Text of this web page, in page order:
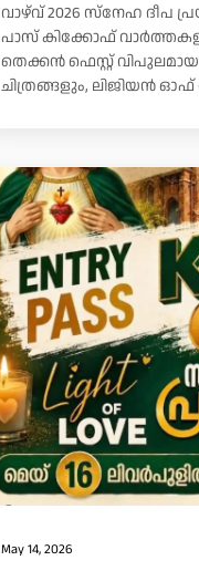
വാഴ്‌വ് 2026 സ്നേഹ ദീപ
പാസ് കിക്കോഫ്
തെക്കൻ ഫെസ്റ്റ്
ചിത്രങ്ങളും, ലിജിയൻ ഓഫ്
May 14, 2026